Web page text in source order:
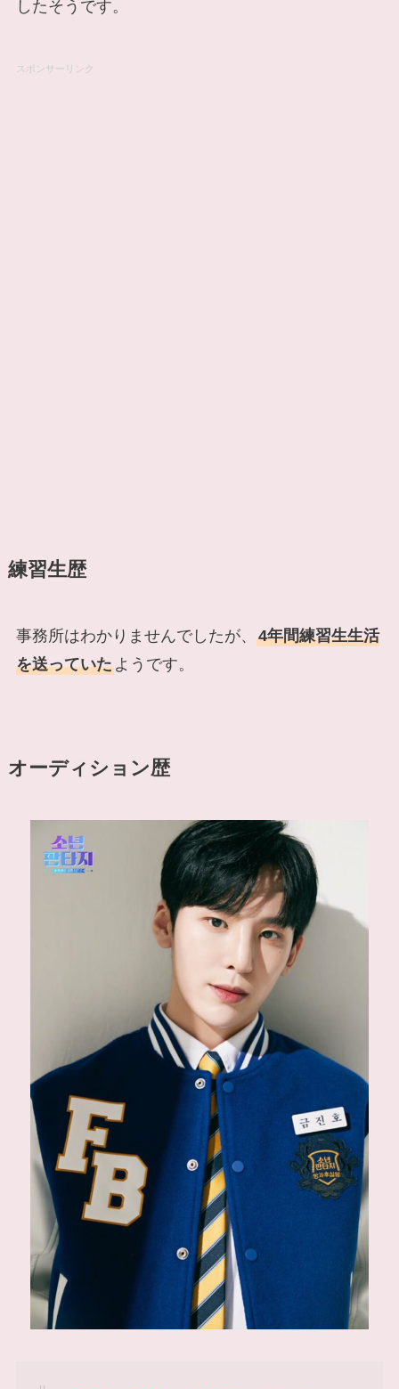
したそうです。
スポンサーリンク
練習生歴
事務所はわかりませんでしたが、 4年間練習生生活
を送っていたようです。
オーディション歴